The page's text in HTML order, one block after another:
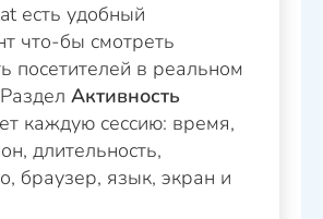
есть удобный
что-бы смотреть
посетителей в реальном
Активность
каждую сессию: время,
длительность,
браузер, язык, экран и